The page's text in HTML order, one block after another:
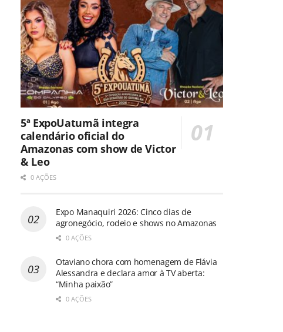
5ª ExpoUatumã integra
calendário oficial do
Amazonas com show de Victor
& Leo
0 AÇÕES
Expo Manaquiri 2026: Cinco dias de
agronegócio, rodeio e shows no Amazonas
0 AÇÕES
Otaviano chora com homenagem de Flávia
Alessandra e declara amor à TV aberta:
“Minha paixão”
0 AÇÕES